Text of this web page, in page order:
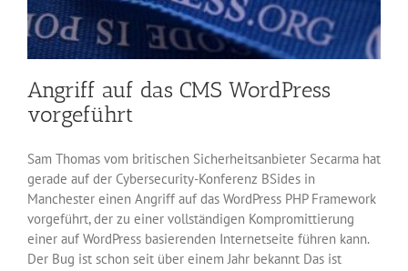
Angriff auf das CMS WordPress
vorgeführt
Sam Thomas vom britischen Sicherheitsanbieter Secarma hat
gerade auf der Cybersecurity-Konferenz BSides in
Manchester einen Angriff auf das WordPress PHP Framework
vorgeführt, der zu einer vollständigen Kompromittierung
einer auf WordPress basierenden Internetseite führen kann.
Der Bug ist schon seit über einem Jahr bekannt Das ist